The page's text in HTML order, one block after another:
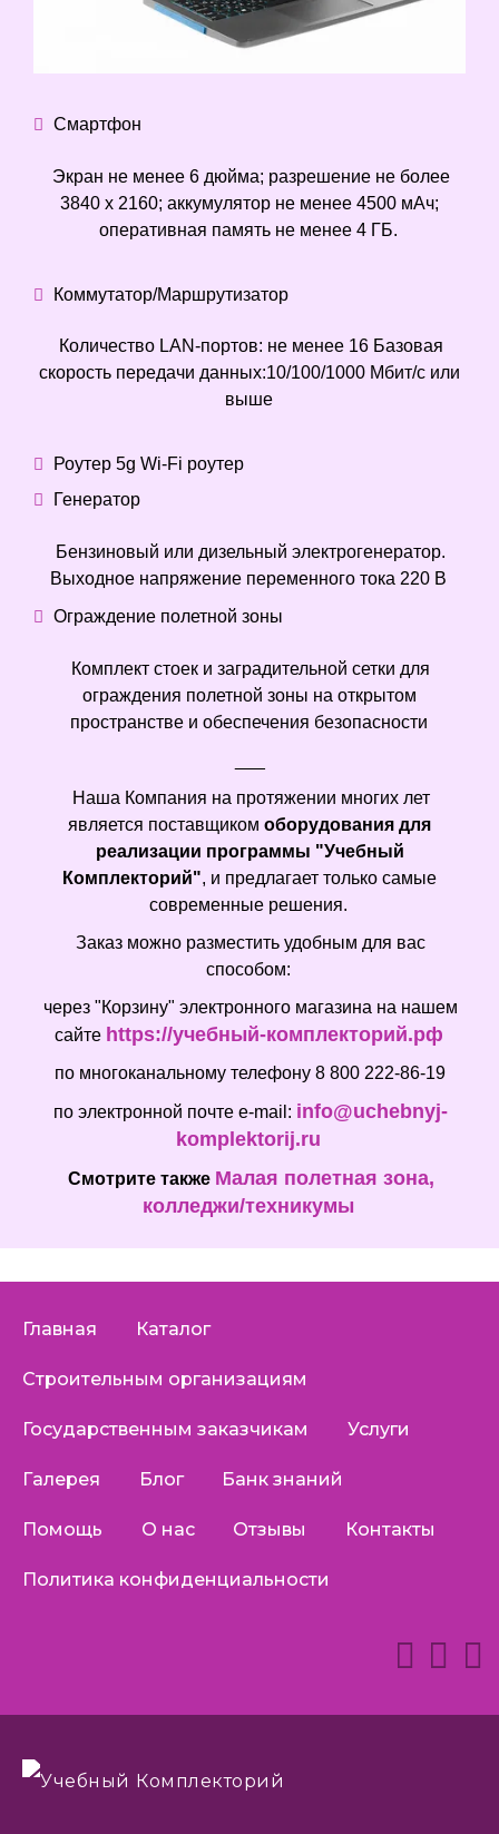
Смартфон
Экран не менее 6 дюйма; разрешение не более
3840 х 2160; аккумулятор не менее 4500 мАч;
оперативная память не менее 4 ГБ.
Коммутатор/Маршрутизатор
Количество LAN-портов: не менее 16 Базовая
скорость передачи данных:10/100/1000 Мбит/с или
выше
Роутер 5g Wi-Fi роутер
Генератор
Бензиновый или дизельный электрогенератор.
Выходное напряжение переменного тока 220 В
Ограждение полетной зоны
Комплект стоек и заградительной сетки для
ограждения полетной зоны на открытом
пространстве и обеспечения безопасности
Наша Компания на протяжении многих лет
является поставщиком оборудования для
реализации программы "Учебный
Комплекторий", и предлагает только самые
современные решения.
Заказ можно разместить удобным для вас
способом:
через "Корзину" электронного магазина на нашем
сайте https://учебный-комплекторий.рф
по многоканальному телефону 8 800 222-86-19
по электронной почте e-mail: info@uchebnyj-
komplektorij.ru
Смотрите также Малая полетная зона,
колледжи/техникумы
Главная Каталог
Строительным организациям
Государственным заказчикам Услуги
Галерея Блог Банк знаний
Помощь О нас Отзывы Контакты
Политика конфиденциальности